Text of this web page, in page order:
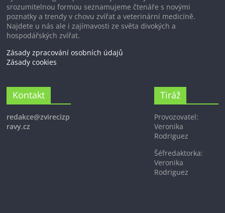
srozumitelnou formou seznamujeme čtenáře s novými
poznatky a trendy v chovu zvířat a veterinární medicíně.
Najdete u nás ale i zajímavosti ze světa divokých a
hospodářských zvířat.
Zásady zpracování osobních údajů
Zásady cookies
Kontakt
redakce@zvirecizp
ravy.cz
Tiráž
Provozovatel:
Veronika
Rodriguez
Šéfredaktorka:
Veronika
Rodriguez